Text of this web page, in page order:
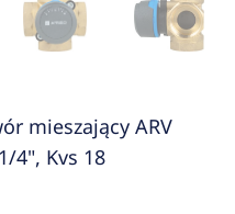
mieszający ARV
4", Kvs 18